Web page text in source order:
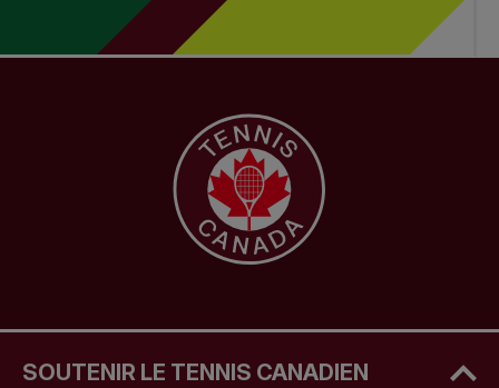
SOUTENIR LE TENNIS CANADIEN